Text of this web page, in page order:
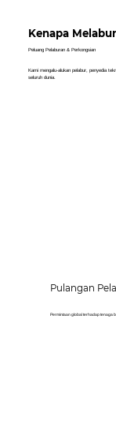
Peluang Pelaburan & Perkongsian
Kenapa
Kami mengalu-alukan pelabur, penyedia
seluruh dunia.
Pulangan
Permintaan global terhadap tenaga